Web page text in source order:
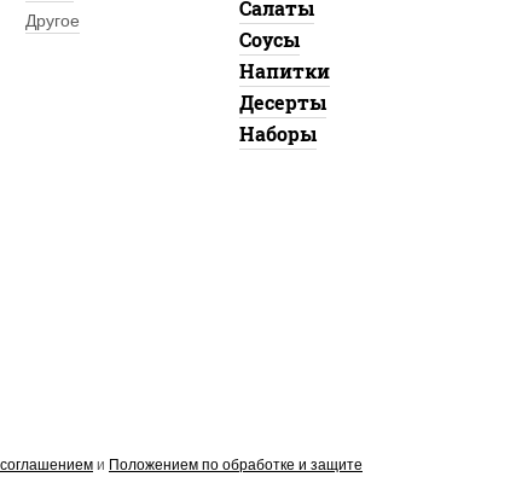
Другое
Салаты
Соусы
Напитки
Десерты
Наборы
и Положением по обработке и защите